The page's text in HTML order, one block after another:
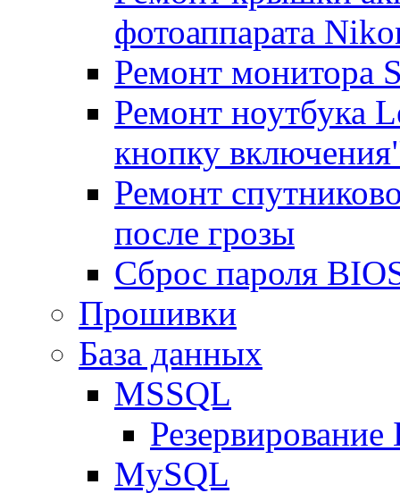
фотоаппарата
Ремонт монитора
Ремонт ноутбука
кнопку
Ремонт
после грозы
Сброс пароля
Прошивки
База данных
MSSQL
MySQL